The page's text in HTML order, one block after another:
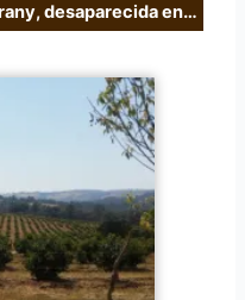
desaparecida en…